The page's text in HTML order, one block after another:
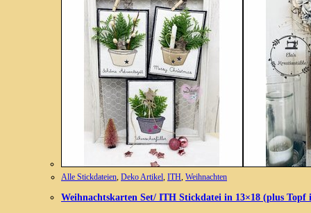
Alle Stickdateien, Deko Artikel, ITH, Weihnachten
Weihnachtskarten Set/ ITH Stickdatei in 13×18 (plus Topf